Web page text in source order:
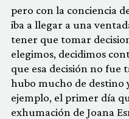
pero con la conciencia
iba a llegar a una
tener que tomar
elegimos, decidimos
que esa decisión no fue
hubo mucho de
ejemplo, el primer día
exhumación de Joana